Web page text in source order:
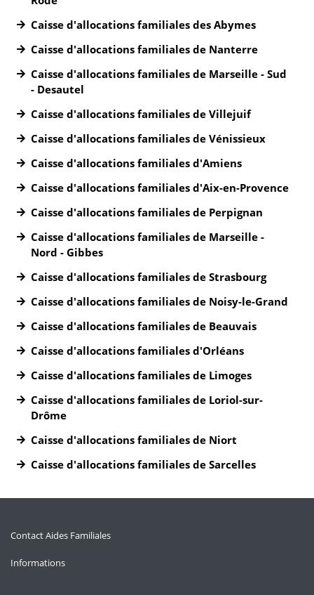
Caisse d'allocations familiales des Abymes
Caisse d'allocations familiales de Nanterre
Caisse d'allocations familiales de Marseille - Sud
- Desautel
Caisse d'allocations familiales de Villejuif
Caisse d'allocations familiales de Vénissieux
Caisse d'allocations familiales d'Amiens
Caisse d'allocations familiales d'Aix-en-Provence
Caisse d'allocations familiales de Perpignan
Caisse d'allocations familiales de Marseille -
Nord - Gibbes
Caisse d'allocations familiales de Strasbourg
Caisse d'allocations familiales de Noisy-le-Grand
Caisse d'allocations familiales de Beauvais
Caisse d'allocations familiales d'Orléans
Caisse d'allocations familiales de Limoges
Caisse d'allocations familiales de Loriol-sur-
Drôme
Caisse d'allocations familiales de Niort
Caisse d'allocations familiales de Sarcelles
Contact Aides Familiales
Informations